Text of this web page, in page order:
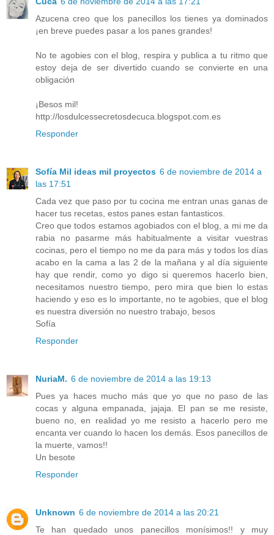
Azucena creo que los panecillos los tienes ya dominados
¡en breve puedes pasar a los panes grandes!
No te agobies con el blog, respira y publica a tu ritmo que
estoy deja de ser divertido cuando se convierte en una
obligación
¡Besos mil!
http://losdulcessecretosdecuca.blogspot.com.es
Responder
Sofía Mil ideas mil proyectos 6 de noviembre de 2014 a
las 17:51
Cada vez que paso por tu cocina me entran unas ganas de
hacer tus recetas, estos panes estan fantasticos.
Creo que todos estamos agobiados con el blog, a mi me da
rabia no pasarme más habitualmente a visitar vuestras
cocinas, pero el tiempo no me da para más y todos los días
acabo en la cama a las 2 de la mañana y al día siguiente
hay que rendir, como yo digo si queremos hacerlo bien,
necesitamos nuestro tiempo, pero mira que bien lo estas
haciendo y eso es lo importante, no te agobies, que el blog
es nuestra diversión no nuestro trabajo, besos
Sofía
Responder
NuriaM. 6 de noviembre de 2014 a las 19:13
Pues ya haces mucho más que yo que no paso de las
cocas y alguna empanada, jajaja. El pan se me resiste,
bueno no, en realidad yo me resisto a hacerlo pero me
encanta ver cuando lo hacen los demás. Esos panecillos de
la muerte, vamos!!
Un besote
Responder
Unknown 6 de noviembre de 2014 a las 20:21
Te han quedado unos panecillos monísimos!! y muy